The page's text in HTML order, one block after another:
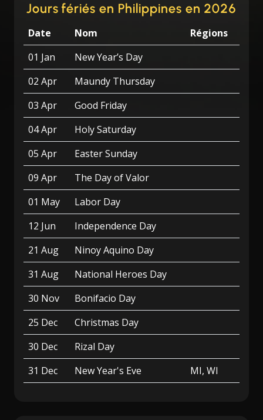
Jours fériés en Philippines en 2026
Date Nom
Régions
01 Jan
New Year’s Day
02 Apr
Maundy Thursday
03 Apr
Good Friday
04 Apr
Holy Saturday
05 Apr
Easter Sunday
09 Apr
The Day of Valor
01 May
Labor Day
12 Jun
Independence Day
21 Aug
Ninoy Aquino Day
31 Aug
National Heroes Day
30 Nov
Bonifacio Day
25 Dec
Christmas Day
30 Dec
Rizal Day
31 Dec
New Year's Eve MI, WI